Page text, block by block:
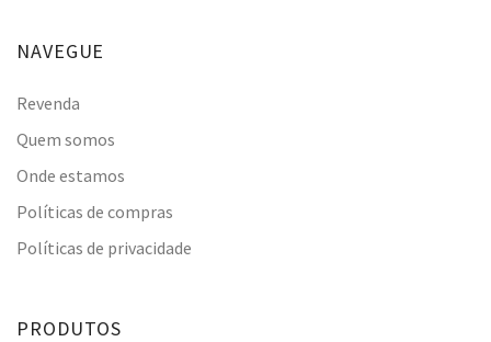
NAVEGUE
Revenda
Quem somos
Onde estamos
Políticas de compras
Políticas de privacidade
PRODUTOS